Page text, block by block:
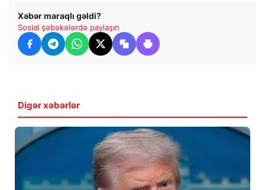
Xəbər maraqlı gəldi?
Sosial şəbəkələrdə paylaşın
Digər xəbərlər